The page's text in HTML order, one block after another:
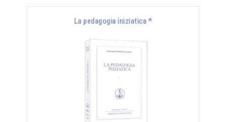
La pedagogia iniziatica *